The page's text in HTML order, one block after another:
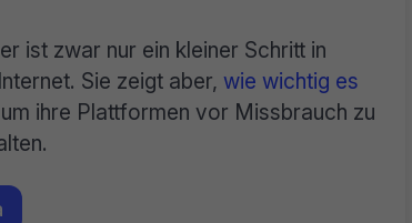
ist zwar nur ein kleiner Schritt in
Sie zeigt aber, wie wichtig es
ihre Plattformen vor Missbrauch zu